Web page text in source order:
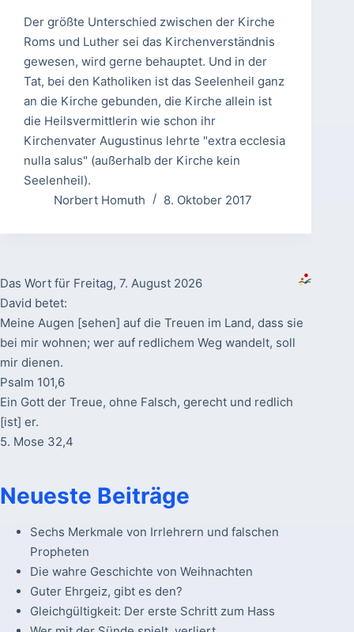
Der größte Unterschied zwischen der Kirche
Roms und Luther sei das Kirchenverständnis
gewesen, wird gerne behauptet. Und in der
Tat, bei den Katholiken ist das Seelenheil ganz
an die Kirche gebunden, die Kirche allein ist
die Heilsvermittlerin wie schon ihr
Kirchenvater Augustinus lehrte "extra ecclesia
nulla salus" (außerhalb der Kirche kein
Seelenheil).
Norbert Homuth
8. Oktober 2017
Das Wort für Freitag, 7. August 2026
David betet:
Meine Augen [sehen] auf die Treuen im Land, dass sie
bei mir wohnen; wer auf redlichem Weg wandelt, soll
mir dienen.
Psalm 101,6
Ein Gott der Treue, ohne Falsch, gerecht und redlich
[ist] er.
5. Mose 32,4
Neueste Beiträge
Sechs Merkmale von Irrlehrern und falschen
Propheten
Die wahre Geschichte von Weihnachten
Guter Ehrgeiz, gibt es den?
Gleichgültigkeit: Der erste Schritt zum Hass